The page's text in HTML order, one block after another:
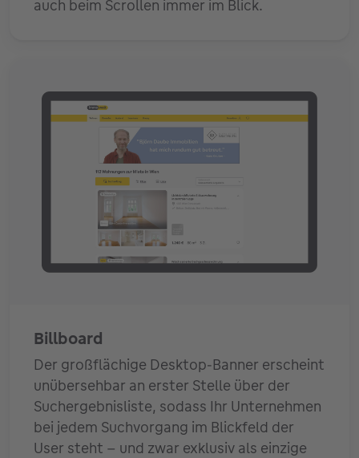
auch beim Scrollen immer im Blick.
Billboard
Der großflächige Desktop-Banner erscheint
unübersehbar an erster Stelle über der
Suchergebnisliste, sodass Ihr Unternehmen
bei jedem Suchvorgang im Blickfeld der
User steht – und zwar exklusiv als einzige